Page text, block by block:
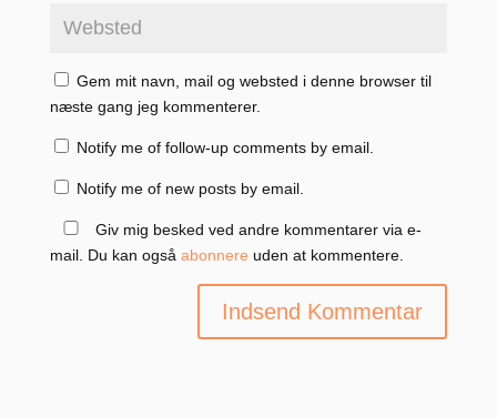
Gem mit navn, mail og websted i denne browser til
næste gang jeg kommenterer.
Notify me of follow-up comments by email.
Notify me of new posts by email.
Giv mig besked ved andre kommentarer via e-
mail. Du kan også abonnere uden at kommentere.